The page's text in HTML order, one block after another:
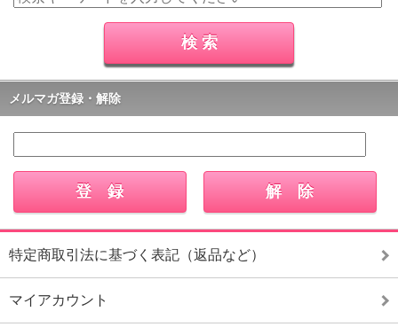
メルマガ登録・解除
特定商取引法に基づく表記（返品など）
マイアカウント